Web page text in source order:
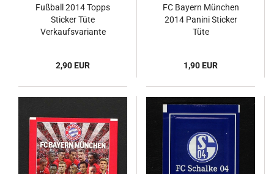
Fußball 2014 Topps
Sticker Tüte
Verkaufsvariante
2,90 EUR
FC Bayern München
2014 Panini Sticker
Tüte
1,90 EUR